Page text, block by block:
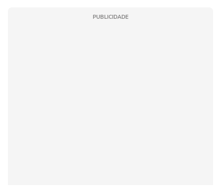
PUBLICIDADE